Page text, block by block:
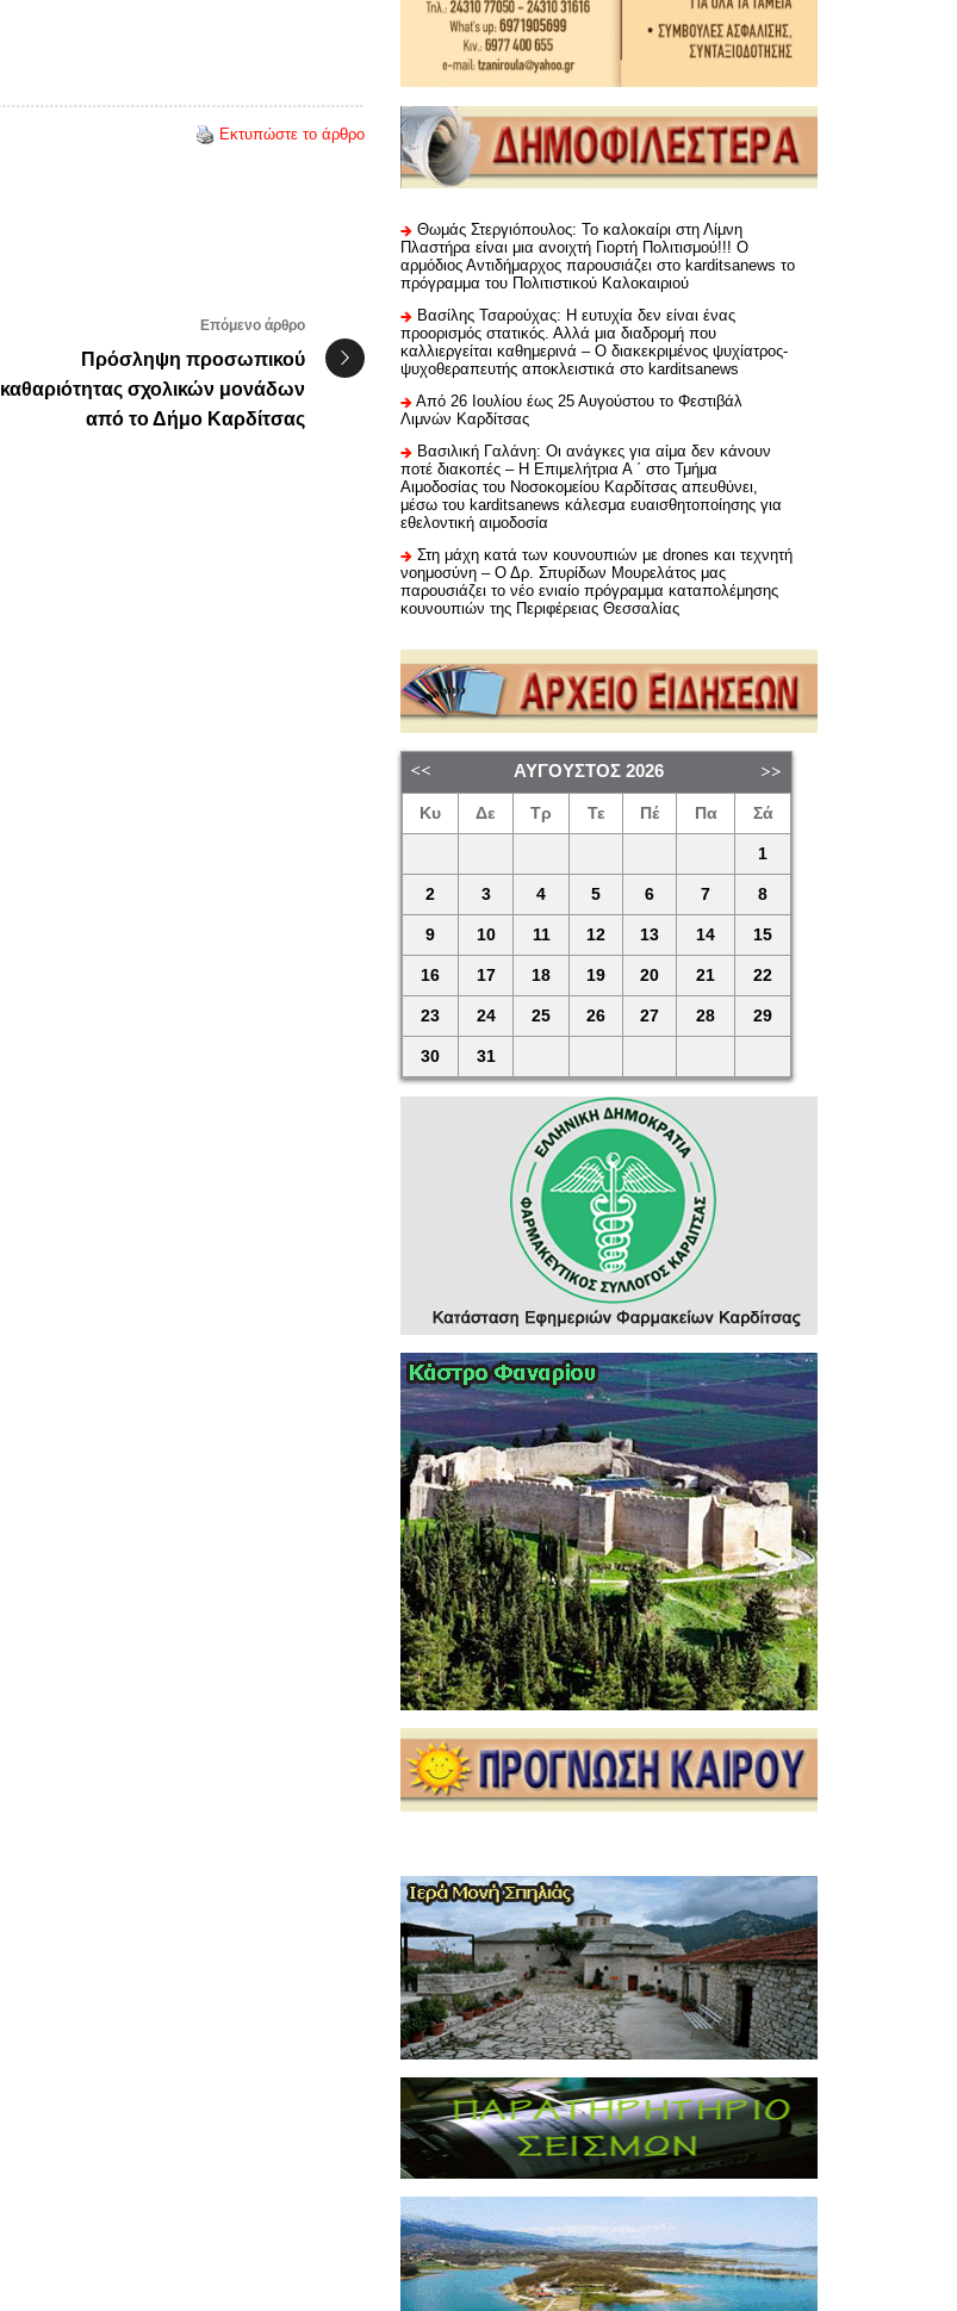
Εκτυπώστε το άρθρο
Επόμενο άρθρο
Πρόσληψη προσωπικού
καθαριότητας σχολικών μονάδων
από το Δήμο Καρδίτσας
Θωμάς Στεργιόπουλος: Το καλοκαίρι στη Λίμνη
Πλαστήρα είναι μια ανοιχτή Γιορτή Πολιτισμού!!! Ο
αρμόδιος Αντιδήμαρχος παρουσιάζει στο karditsanews το
πρόγραμμα του Πολιτιστικού Καλοκαιριού
Βασίλης Τσαρούχας: Η ευτυχία δεν είναι ένας
προορισμός στατικός. Αλλά μια διαδρομή που
καλλιεργείται καθημερινά – Ο διακεκριμένος ψυχίατρος-
ψυχοθεραπευτής αποκλειστικά στο karditsanews
Από 26 Ιουλίου έως 25 Αυγούστου το Φεστιβάλ
Λιμνών Καρδίτσας
Βασιλική Γαλάνη: Οι ανάγκες για αίμα δεν κάνουν
ποτέ διακοπές – Η Επιμελήτρια Α ΄ στο Τμήμα
Αιμοδοσίας του Νοσοκομείου Καρδίτσας απευθύνει,
μέσω του karditsanews κάλεσμα ευαισθητοποίησης για
εθελοντική αιμοδοσία
Στη μάχη κατά των κουνουπιών με drones και τεχνητή
νοημοσύνη – Ο Δρ. Σπυρίδων Μουρελάτος μας
παρουσιάζει το νέο ενιαίο πρόγραμμα καταπολέμησης
κουνουπιών της Περιφέρειας Θεσσαλίας
ΑΎΓΟΥΣΤΟΣ 2026
Κυ Δε Τρ Τε Πέ Πα Σά
1
2 3 4 5 6 7 8
9 10 11 12 13 14 15
16 17 18 19 20 21 22
23 24 25 26 27 28 29
30 31